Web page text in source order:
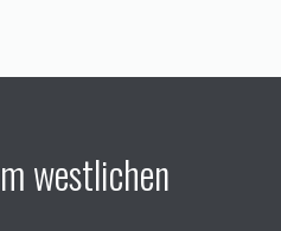
westlichen